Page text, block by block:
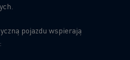
pojazdu wspierają